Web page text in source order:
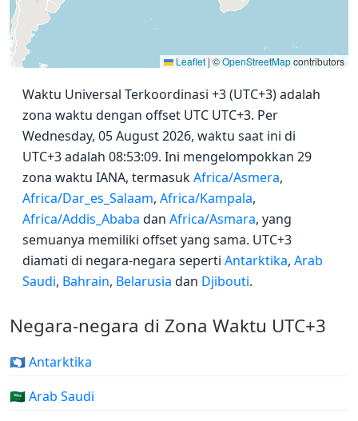
Leaflet | ©OpenStreetMapcontributors
Waktu Universal Terkoordinasi +3 (UTC+3) adalah
zona waktu dengan offset UTC UTC+3. Per
Wednesday, 05 August 2026, waktu saat ini di
UTC+3 adalah 08:53:09. Ini mengelompokkan 29
zona waktu IANA, termasukAfrica/Asmera,
Africa/Dar_es_Salaam, Africa/Kampala,
Africa/Addis_Ababa dan Africa/Asmara, yang
semuanya memiliki offset yang sama. UTC+3
diamati di negara-negara seperti Antarktika, Arab
Saudi, Bahrain, Belarusia dan Djibouti.
Negara-negara di Zona Waktu UTC+3
🇦🇶 Antarktika
🇸🇦 Arab Saudi